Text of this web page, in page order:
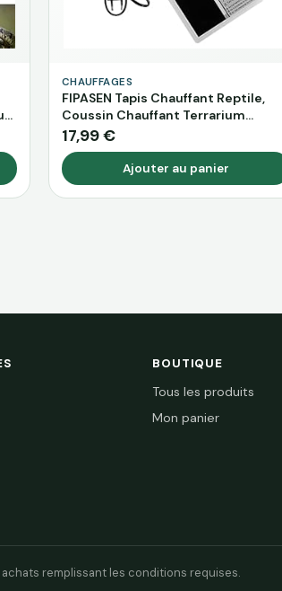
CHAUFFAGES
FIPASEN Tapis Chauffant Reptile,
Coussin Chauffant Terrarium
Réglable avec Contrôle De La
Température pour Reptiles Tortue,
Serpents, Lézards, Geckos,
Araignées – Chauffant Aquarium
(7W: 28x15CM)
17,99 €
Ajouter au panier
BOUTIQUE
Tous les produits
Mon panier
remplissant les conditions requises.